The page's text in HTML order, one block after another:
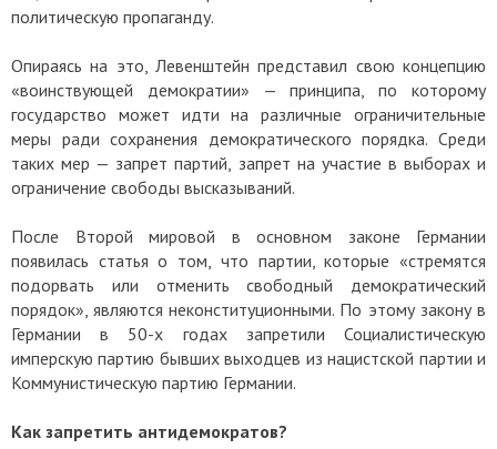
политическую пропаганду.
Опираясь на это, Левенштейн представил свою концепцию
«воинствующей демократии» — принципа, по которому
государство может идти на различные ограничительные
меры ради сохранения демократического порядка. Среди
таких мер — запрет партий, запрет на участие в выборах и
ограничение свободы высказываний.
После Второй мировой в основном законе Германии
появилась статья о том, что партии, которые «стремятся
подорвать или отменить свободный демократический
порядок», являются неконституционными. По этому закону в
Германии в 50-х годах запретили Социалистическую
имперскую партию бывших выходцев из нацистской партии и
Коммунистическую партию Германии.
Как запретить антидемократов?